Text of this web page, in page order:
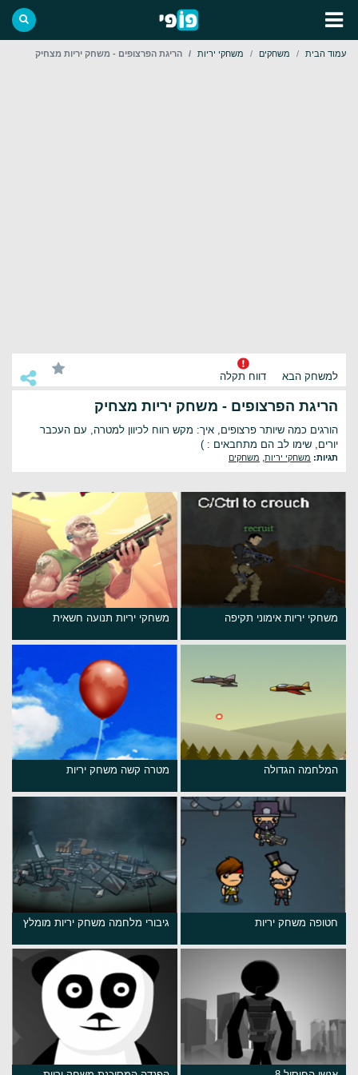
עמוד הבית משחקים משחקי יריות הריגת הפרצופים - משחק יריות מצחיק
למשחק הבא דווח תקלה
הריגת הפרצופים - משחק יריות מצחיק
הורגים כמה שיותר פרצופים, איך: מקש רווח לכיוון למטרה, עם העכבר
יורים, שימו לב הם מתחבאים : )
תגיות: משחקי יריות משחקים
משחקי יריות אימוני תקיפה משחקי יריות תנועה חשאית
המלחמה הגדולה מטרה קשה משחק יריות
חטופה משחק יריות גיבורי מלחמה משחק יריות מומלץ